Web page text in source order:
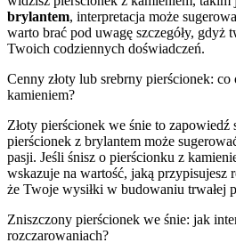
brylantem, interpretacja może
warto brać pod uwagę szczegóły, gdyż
Twoich codziennych doświadczeń.
Cenny złoty lub srebrny pierścionek: co
kamieniem?
Złoty pierścionek we śnie to zapowiedź
pierścionek z brylantem może
pasji. Jeśli śnisz o pierścionku z
wskazuje na wartość, jaką przypisujesz
że Twoje wysiłki w budowaniu trwałej
Zniszczony pierścionek we śnie: jak
rozczarowaniach?